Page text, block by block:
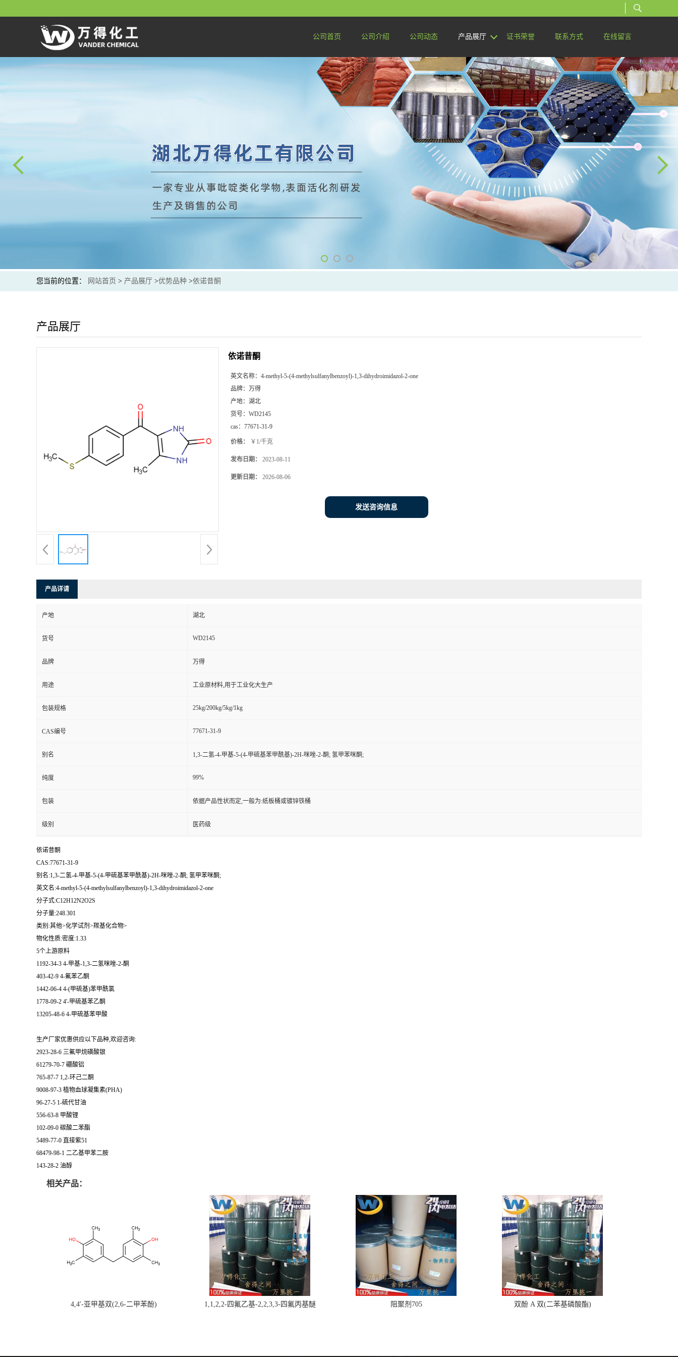
公司首页 公司介绍 公司动态 产品展厅 证书荣誉 联系方式 在线留言
您当前的位置： 网站首页 > 产品展厅 >优势品种 >依诺昔酮
产品展厅
依诺昔酮
英文名称： 4-methyl-5-(4-methylsulfanylbenzoyl)-1,3-dihydroimidazol-2-one
品牌： 万得
产地： 湖北
货号： WD2145
cas： 77671-31-9
价格： ￥1/千克
发布日期： 2023-08-11
更新日期： 2026-08-06
发送咨询信息
产品详请
产地 湖北
货号 WD2145
品牌 万得
用途 工业原材料,用于工业化大生产
包装规格 25kg/200kg/5kg/1kg
CAS编号 77671-31-9
别名 1,3-二氢-4-甲基-5-(4-甲硫基苯甲酰基)-2H-咪唑-2-酮; 氢甲苯咪酮;
纯度 99%
包装 依据产品性状而定,一般为:纸板桶或镀锌铁桶
级别 医药级
依诺昔酮
CAS:77671-31-9
别名:1,3-二氢-4-甲基-5-(4-甲硫基苯甲酰基)-2H-咪唑-2-酮; 氢甲苯咪酮;
英文名:4-methyl-5-(4-methylsulfanylbenzoyl)-1,3-dihydroimidazol-2-one
分子式:C12H12N2O2S
分子量:248.301
类别:其他>化学试剂>羰基化合物>
物化性质:密度:1.33
5个上游原料
1192-34-3 4-甲基-1,3-二氢咪唑-2-酮
403-42-9 4-氟苯乙酮
1442-06-4 4-(甲硫基)苯甲酰氯
1778-09-2 4'-甲硫基苯乙酮
13205-48-6 4-甲硫基苯甲酸
生产厂家优惠供应以下品种,欢迎咨询:
2923-28-6 三氟甲烷磺酸银
61279-70-7 硼酸铝
765-87-7 1,2-环己二酮
9008-97-3 植物血球凝集素(PHA)
96-27-5 1-硫代甘油
556-63-8 甲酸锂
102-09-0 碳酸二苯酯
5489-77-0 直接紫51
68479-98-1 二乙基甲苯二胺
143-28-2 油醇
相关产品：
4,4'-亚甲基双(2,6-二甲苯酚) 1,1,2,2-四氟乙基-2,2,3,3-四氟丙基醚 阻聚剂705 双酚 A 双(二苯基磷酸酯)